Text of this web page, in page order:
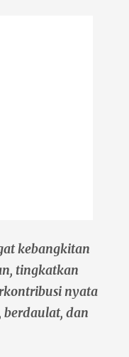
kebangkitan
tingkatkan
nyata
dan